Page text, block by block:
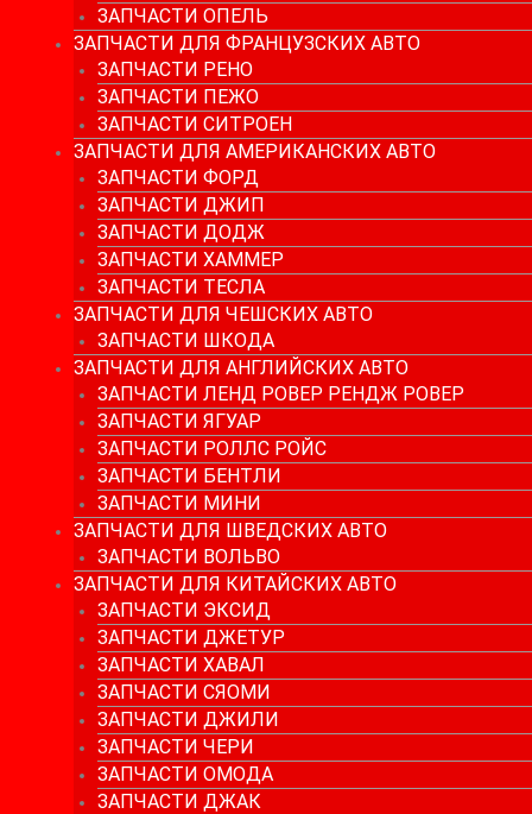
ЗАПЧАСТИ ОПЕЛЬ
ЗАПЧАСТИ ДЛЯ ФРАНЦУЗСКИХ АВТО
ЗАПЧАСТИ РЕНО
ЗАПЧАСТИ ПЕЖО
ЗАПЧАСТИ СИТРОЕН
ЗАПЧАСТИ ДЛЯ АМЕРИКАНСКИХ АВТО
ЗАПЧАСТИ ФОРД
ЗАПЧАСТИ ДЖИП
ЗАПЧАСТИ ДОДЖ
ЗАПЧАСТИ ХАММЕР
ЗАПЧАСТИ ТЕСЛА
ЗАПЧАСТИ ДЛЯ ЧЕШСКИХ АВТО
ЗАПЧАСТИ ШКОДА
ЗАПЧАСТИ ДЛЯ АНГЛИЙСКИХ АВТО
ЗАПЧАСТИ ЛЕНД РОВЕР РЕНДЖ РОВЕР
ЗАПЧАСТИ ЯГУАР
ЗАПЧАСТИ РОЛЛС РОЙС
ЗАПЧАСТИ БЕНТЛИ
ЗАПЧАСТИ МИНИ
ЗАПЧАСТИ ДЛЯ ШВЕДСКИХ АВТО
ЗАПЧАСТИ ВОЛЬВО
ЗАПЧАСТИ ДЛЯ КИТАЙСКИХ АВТО
ЗАПЧАСТИ ЭКСИД
ЗАПЧАСТИ ДЖЕТУР
ЗАПЧАСТИ ХАВАЛ
ЗАПЧАСТИ СЯОМИ
ЗАПЧАСТИ ДЖИЛИ
ЗАПЧАСТИ ЧЕРИ
ЗАПЧАСТИ ОМОДА
ЗАПЧАСТИ ДЖАК